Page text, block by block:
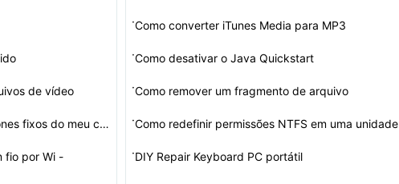
de vídeo
Como fazer chamadas para telefones fixos do meu computa…
fio por Wi -
·Como converter iTunes Media para MP3
·Como desativar o Java Quickstart
·Como remover um fragmento de arquivo
·Como redefinir permissões NTFS em uma unidade
·DIY Repair Keyboard PC portátil